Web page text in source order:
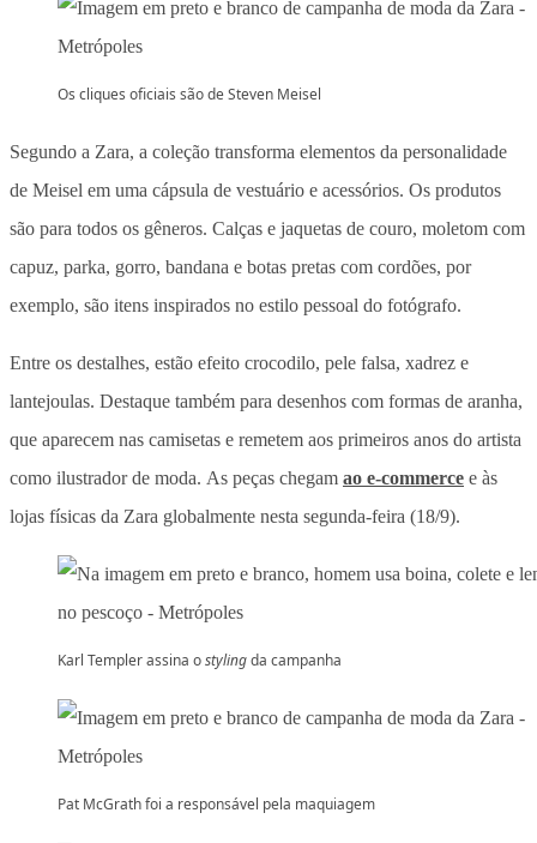
Os cliques oficiais são de Steven Meisel
Segundo a Zara, a coleção transforma elementos da personalidade
de Meisel em uma cápsula de vestuário e acessórios. Os produtos
são para todos os gêneros. Calças e jaquetas de couro, moletom com
capuz, parka, gorro, bandana e botas pretas com cordões, por
exemplo, são itens inspirados no estilo pessoal do fotógrafo.
Entre os destalhes, estão efeito crocodilo, pele falsa, xadrez e
lantejoulas. Destaque também para desenhos com formas de aranha,
que aparecem nas camisetas e remetem aos primeiros anos do artista
como ilustrador de moda. As peças chegam ao e-commerce e às
lojas físicas da Zara globalmente nesta segunda-feira (18/9).
Karl Templer assina ostylingda campanha
Pat McGrath foi a responsável pela maquiagem